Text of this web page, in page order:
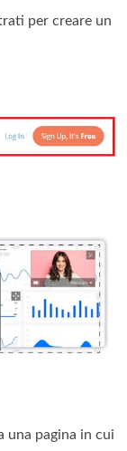
per creare un
una pagina in cui